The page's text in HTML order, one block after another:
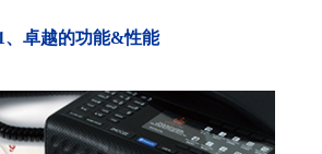
、卓越的功能&性能